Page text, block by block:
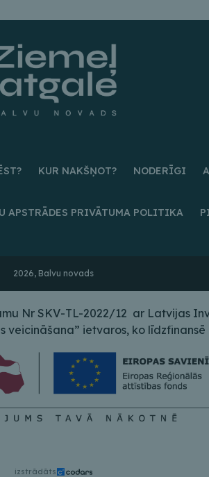
KUR NAKŠŅOT? NODERĪGI
APSTRĀDES PRIVĀTUMA POLITIKA
2026, Balvu novads
Nr SKV-TL-2022/12 ar Latvijas
ietvaros, ko
izstrādāts